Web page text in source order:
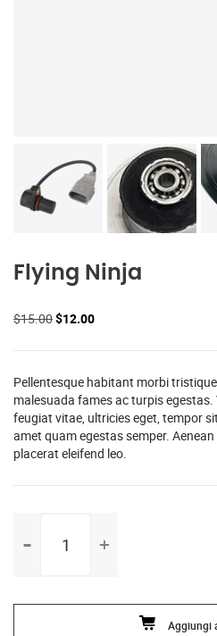
Flying Ninja
$15.00Il
originale
$15.00.
$12.00Il
attuale
$12.00.
Pellentesque habitant morbi
malesuada fames ac turpis
feugiat vitae, ultricies eget, tempor
amet quam egestas semper.
placerat eleifend leo.
Ninja
Aggiungi